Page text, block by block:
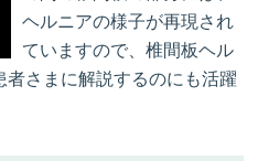
ヘルニアの様子が再現され
ていますので、椎間板ヘル
さまに解説するのにも活躍